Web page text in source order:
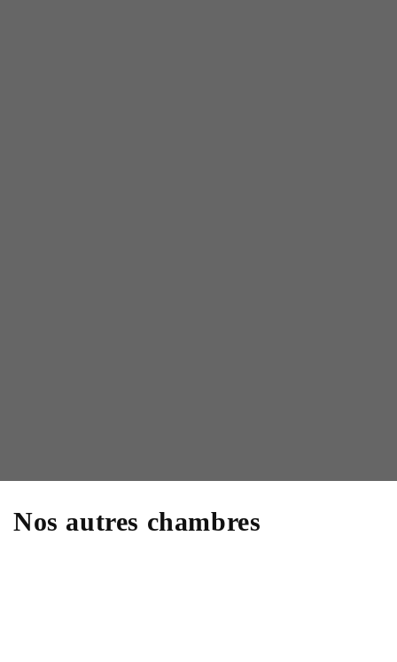
Nos autres chambres